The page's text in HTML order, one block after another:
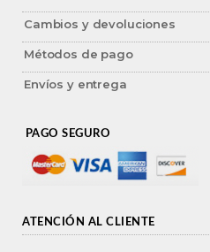
Cambios y devoluciones
Métodos de pago
Envíos y entrega
PAGO SEGURO
ATENCIÓN AL CLIENTE